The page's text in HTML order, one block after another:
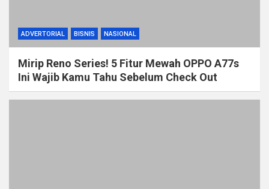
ADVERTORIAL BISNIS NASIONAL
Mirip Reno Series! 5 Fitur Mewah OPPO A77s
Ini Wajib Kamu Tahu Sebelum Check Out